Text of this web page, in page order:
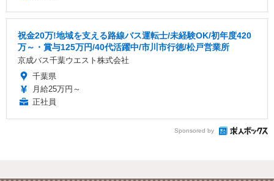
祝金20万!地域を支える路線バス運転士/未経験OK/初年度420
万～・賞与125万円/40代活躍中/市川市行徳/松戸営業所
京成バス千葉ウエスト株式会社
千葉県
月給25万円～
正社員
Sponsored by